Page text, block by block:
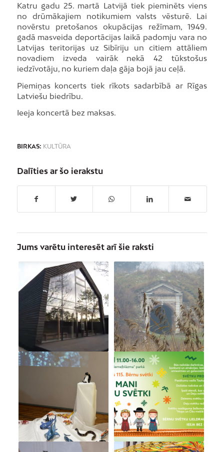
Katru gadu 25. martā Latvijā tiek pieminēts viens
no drūmākajiem notikumiem valsts vēsturē. Lai
novērstu pretošanos okupācijas režīmam, 1949.
gadā masveida deportācijas laikā padomju vara no
Latvijas teritorijas uz Sibīriju un citiem attāliem
novadiem izveda vairāk nekā 42 tūkstošus
iedzīvotāju, no kuriem daļa gāja bojā jau ceļā.
Piemiņas koncerts tiek rīkots sadarbībā ar Rīgas
Latviešu biedrību.
Ieeja koncertā bez maksas.
BIRKAS: KULTŪRA
Dalīties ar šo ierakstu
Jums varētu interesēt arī šie raksti